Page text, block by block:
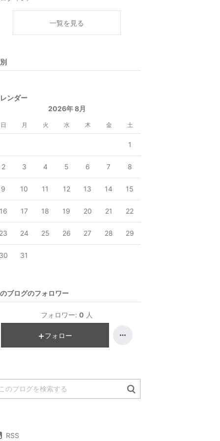
一覧を見る
ンダー
2026年 8月
日 月 火 水 木 金 土
1
2 3 4 5 6 7 8
9 10 11 12 13 14 15
17 18 19 20 21 22
24 25 26 27 28 29
31
ブログのフォロワー
フォロワー: 0 人
フォロー
RSS